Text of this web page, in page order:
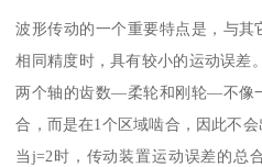
波形传动的一个重要特点是，与
相同精度时，具有较小的运动误差
两个轴的齿数—柔轮和刚轮—不像
合，而是在1个区域啮合，因此不会
当j=2时，传动装置运动误差的总